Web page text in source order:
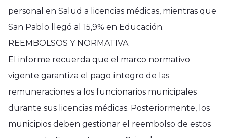
personal en Salud a licencias médicas, mientras que
San Pablo llegó al 15,9% en Educación.
REEMBOLSOS Y NORMATIVA
El informe recuerda que el marco normativo
vigente garantiza el pago íntegro de las
remuneraciones a los funcionarios municipales
durante sus licencias médicas. Posteriormente, los
municipios deben gestionar el reembolso de estos